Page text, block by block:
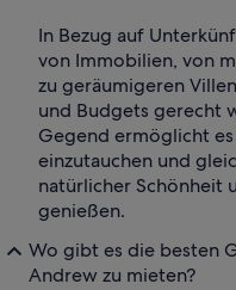
In Bezug auf
von Immobilien, von
zu geräumigeren
und Budgets gerecht
Gegend ermöglicht
einzutauchen und
natürlicher Schönheit
genießen.
Wo gibt es die besten
Andrew zu mieten?